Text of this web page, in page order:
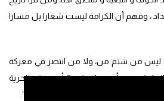
، وفهم أن الكرامة ليست شعارا بل مسارا
ليس من شتم من، ولا من انتصر في معركة
الحقيقي هو: أي وطن نريد؟ أي معنى للحرية
نعيش فيه بكرامة وعدالة ومساواة؟”.